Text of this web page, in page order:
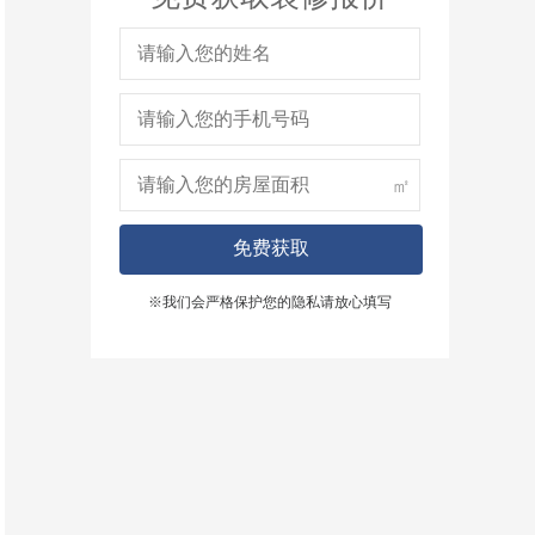
㎡
免费获取
※我们会严格保护您的隐私请放心填写